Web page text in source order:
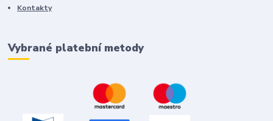
Kontakty
Vybrané platební metody